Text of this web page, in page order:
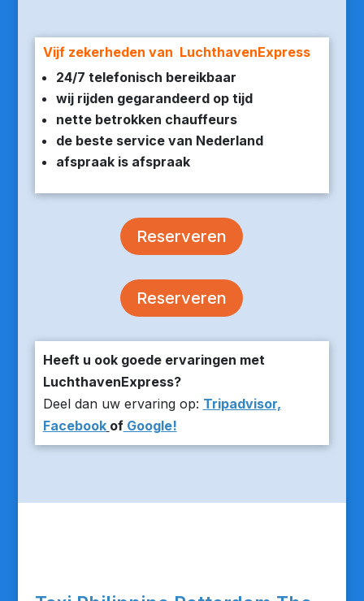
Vijf zekerheden van LuchthavenExpress
24/7 telefonisch bereikbaar
wij rijden gegarandeerd op tijd
nette betrokken chauffeurs
de beste service van Nederland
afspraak is afspraak
Reserveren
Reserveren
Heeft u ook goede ervaringen met
LuchthavenExpress?
Deel dan uw ervaring op: Tripadvisor,
Facebook ofGoogle!